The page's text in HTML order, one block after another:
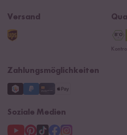
Kontaktformular
Navacopah
Reishunger Gutscheine
B2B
Datenschutzerklärung
Versand
Zahlungsmöglichkeiten
Soziale Medien